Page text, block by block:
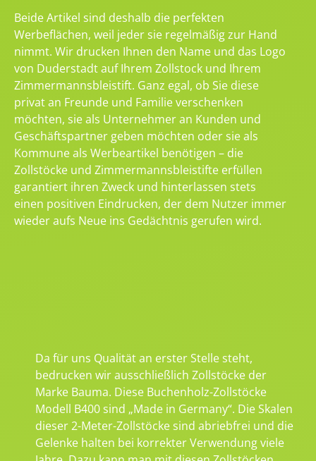
Beide Artikel sind deshalb die perfekten
Werbeflächen, weil jeder sie regelmäßig zur Hand
nimmt. Wir drucken Ihnen den Name und das Logo
von Duderstadt auf Ihrem Zollstock und Ihrem
Zimmermannsbleistift. Ganz egal, ob Sie diese
privat an Freunde und Familie verschenken
möchten, sie als Unternehmer an Kunden und
Geschäftspartner geben möchten oder sie als
Kommune als Werbeartikel benötigen – die
Zollstöcke und Zimmermannsbleistifte erfüllen
garantiert ihren Zweck und hinterlassen stets
einen positiven Eindrucken, der dem Nutzer immer
wieder aufs Neue ins Gedächtnis gerufen wird.
Da für uns Qualität an erster Stelle steht,
bedrucken wir ausschließlich Zollstöcke der
Marke Bauma. Diese Buchenholz-Zollstöcke
Modell B400 sind „Made in Germany“. Die Skalen
dieser 2-Meter-Zollstöcke sind abriebfrei und die
Gelenke halten bei korrekter Verwendung viele